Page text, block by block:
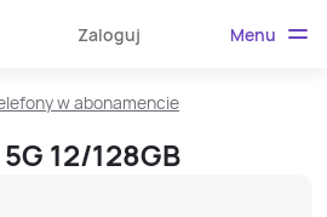
Zaloguj Menu
w abonamencie
12/128GB